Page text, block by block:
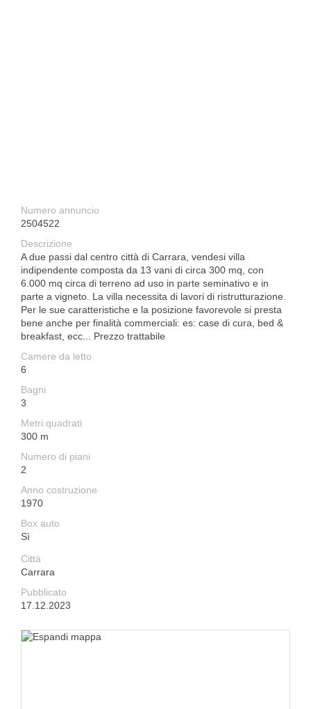
Numero annuncio
2504522
Descrizione
A due passi dal centro città di Carrara, vendesi villa
indipendente composta da 13 vani di circa 300 mq, con
6.000 mq circa di terreno ad uso in parte seminativo e in
parte a vigneto. La villa necessita di lavori di ristrutturazione.
Per le sue caratteristiche e la posizione favorevole si presta
bene anche per finalità commerciali: es: case di cura, bed &
breakfast, ecc... Prezzo trattabile
Camere da letto
6
Bagni
3
Metri quadrati
300 m
Numero di piani
2
Anno costruzione
1970
Box auto
Sì
Città
Carrara
Pubblicato
17.12.2023